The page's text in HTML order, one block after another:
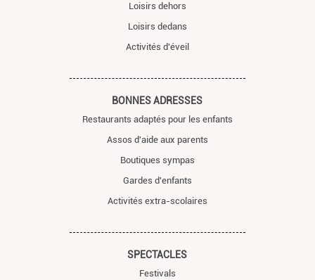
Loisirs dehors
Loisirs dedans
Activités d'éveil
BONNES ADRESSES
Restaurants adaptés pour les enfants
Assos d'aide aux parents
Boutiques sympas
Gardes d'enfants
Activités extra-scolaires
SPECTACLES
Festivals